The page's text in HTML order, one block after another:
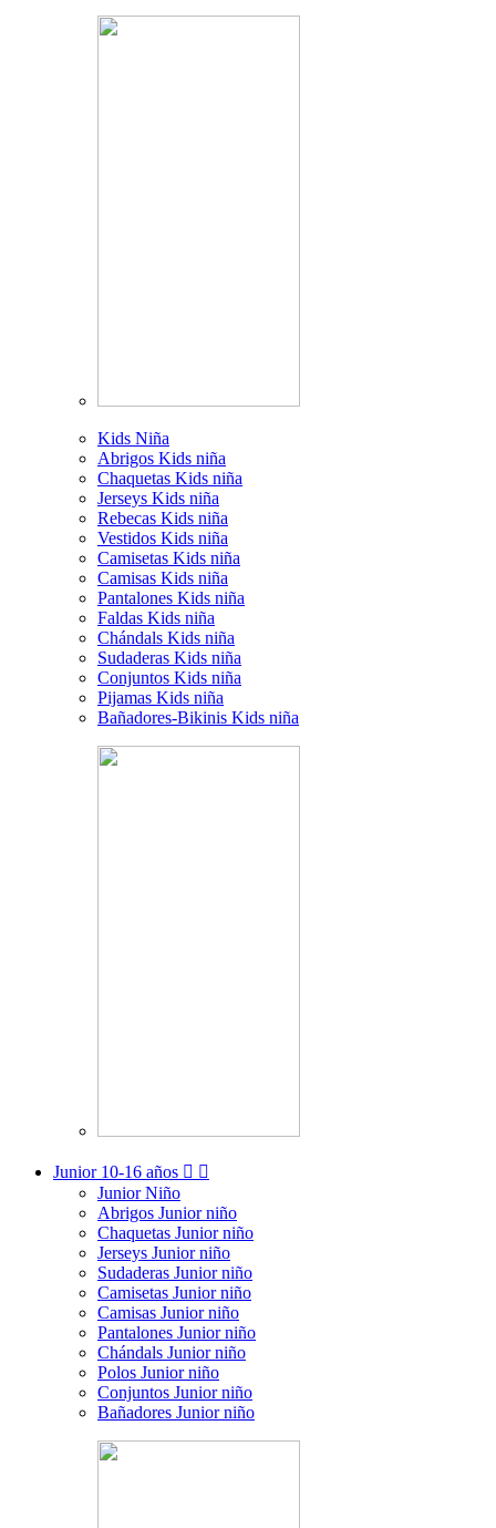
Kids Niña
Abrigos Kids niña
Chaquetas Kids niña
Jerseys Kids niña
Rebecas Kids niña
Vestidos Kids niña
Camisetas Kids niña
Camisas Kids niña
Pantalones Kids niña
Faldas Kids niña
Chándals Kids niña
Sudaderas Kids niña
Conjuntos Kids niña
Pijamas Kids niña
Bañadores-Bikinis Kids niña
Junior 10-16 años  
Junior Niño
Abrigos Junior niño
Chaquetas Junior niño
Jerseys Junior niño
Sudaderas Junior niño
Camisetas Junior niño
Camisas Junior niño
Pantalones Junior niño
Chándals Junior niño
Polos Junior niño
Conjuntos Junior niño
Bañadores Junior niño